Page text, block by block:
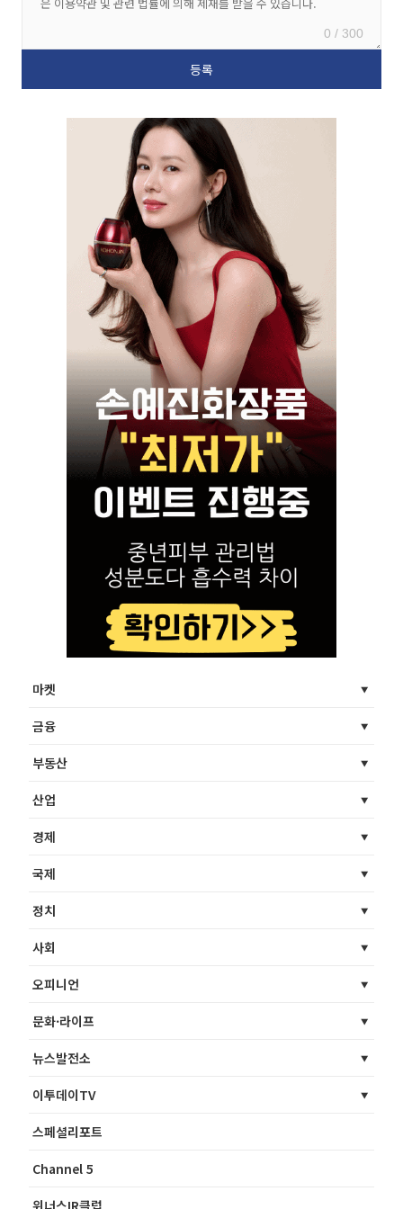
0 / 300
마켓
금융
부동산
산업
경제
국제
정치
사회
오피니언
문화·라이프
뉴스발전소
이투데이TV
스페셜리포트
Channel 5